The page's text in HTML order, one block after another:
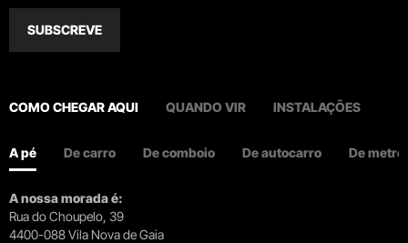
SUBSCREVE
COMO CHEGAR AQUI QUANDO VIR INSTALAÇÕES
A pé De carro De comboio De autocarro De metro
A nossa morada é:
Rua do Choupelo, 39
4400-088 Vila Nova de Gaia